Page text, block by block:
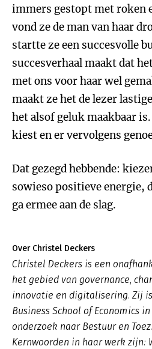
immers gestopt met roken
vond ze de man van haar
startte ze een succesvolle
succesverhaal maakt dat
met ons voor haar wel
maakt ze het de lezer
het alsof geluk maakbaar
kiest en er vervolgens
Dat gezegd hebbende:
sowieso positieve energie,
ga ermee aan de slag.
Over Christel Deckers
Christel Deckers is een
het gebied van governance,
innovatie en digitalisering. Zij
Business School of Economics
onderzoek naar Bestuur en
Kernwoorden in haar werk zijn: